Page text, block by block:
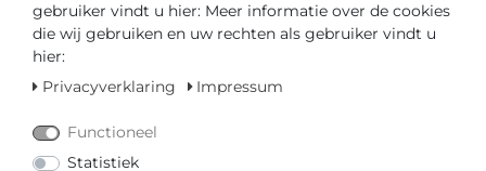
MEHR VON MASERATI
€ 239,00 *
gebruiker vindt u hier: Meer informatie over de cookies
die wij gebruiken en uw rechten als gebruiker vindt u
hier:
Privacyverklaring
Impressum
Functioneel
Statistiek